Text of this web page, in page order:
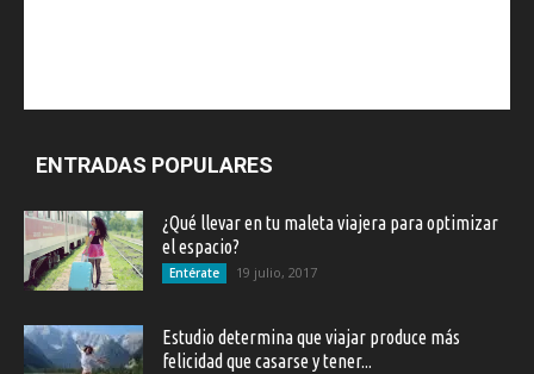
ENTRADAS POPULARES
¿Qué llevar en tu maleta viajera para optimizar
el espacio?
Entérate 19 julio, 2017
Estudio determina que viajar produce más
felicidad que casarse y tener...